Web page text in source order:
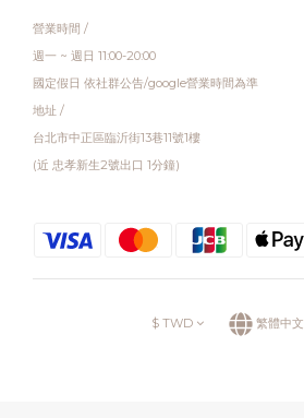
營業時間 /
週一 ~ 週日 11:00-20:00
國定假日 依社群公告/google營業時間為準
地址 /
台北市中正區臨沂街13巷11號1樓
(近 忠孝新生2號出口 1分鐘)
$ TWD 繁體中文